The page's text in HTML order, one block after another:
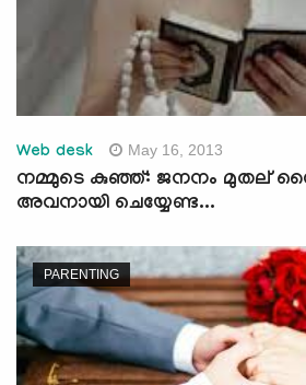
Web desk May 16, 2013
നമ്മുടെ കുഞ്ഞ്: ജനനം മുതല്
അവനായി ചെയ്യേണ്ട...
PARENTING